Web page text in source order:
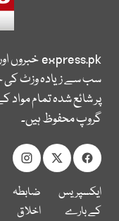
express.pkخبروں
سب سے زیادہ وزٹ کی
پر شائع شدہ تمام
گروپ محفوظ ہیں۔
ایکسپریس
کے بارے
ضابطہ
اخلاق